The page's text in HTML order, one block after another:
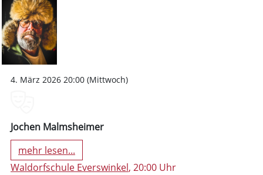
4. März 2026 20:00 (Mittwoch)
Jochen Malmsheimer
mehr lesen...
Waldorfschule Everswinkel, 20:00 Uhr